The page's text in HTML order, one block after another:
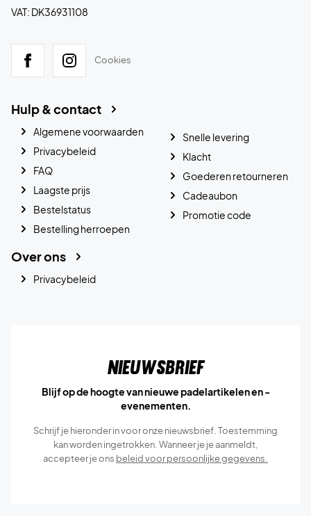
VAT: DK36931108
Cookies
Hulp & contact
Algemene voorwaarden
Privacybeleid
FAQ
Laagste prijs
Bestelstatus
Bestelling herroepen
Snelle levering
Klacht
Goederen retourneren
Cadeaubon
Promotie code
Over ons
Privacybeleid
Nieuwsbrief
Blijf op de hoogte van nieuwe padelartikelen en -
evenementen.
Schrijf je hieronder in voor onze nieuwsbrief. Toestemming
kan worden ingetrokken. Wanneer je je aanmeldt,
accepteer je ons beleid voor persoonlijke gegevens.